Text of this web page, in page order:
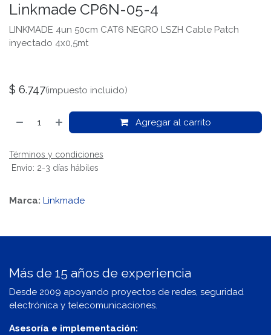
Linkmade CP6N-05-4
LINKMADE 4un 50cm CAT6 NEGRO LSZH Cable Patch
inyectado 4x0,5mt
$ 6.747(impuesto incluido)
Agregar al carrito
Términos y condiciones
Envío: 2-3 días hábiles
Marca: Linkmade
Más de 15 años de experiencia
Desde 2009 apoyando proyectos de redes, seguridad
electrónica y telecomunicaciones.
Asesoría e implementación: